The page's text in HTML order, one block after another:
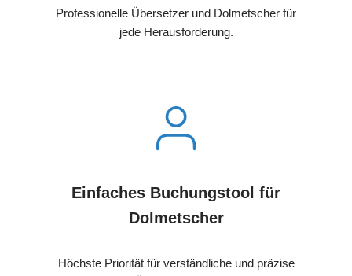
Professionelle Übersetzer und Dolmetscher für
jede Herausforderung.
Einfaches Buchungstool für
Dolmetscher
Höchste Priorität für verständliche und präzise